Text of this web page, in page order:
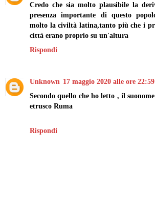
Credo che sia molto plausibile la
presenza importante di questo
molto la civiltà latina,tanto più che i
città erano proprio su un'altura
Rispondi
Unknown 17 maggio 2020 alle ore 22:59
Secondo quello che ho letto , il
etrusco Ruma
Rispondi